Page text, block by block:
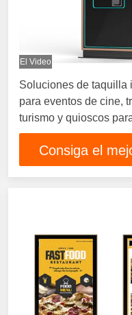
El Video
Soluciones de taquilla
para eventos de cine,
turismo y quioscos
de boletos fluida en
industrias
Consiga el